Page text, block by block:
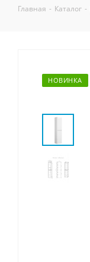
Главная - Каталог -
НОВИНКА